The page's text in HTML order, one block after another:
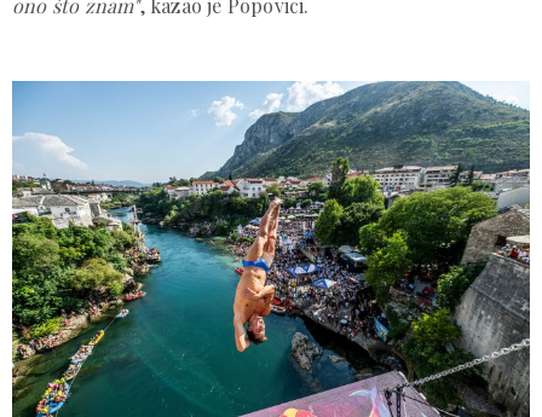
ono što znam", kazao je Popovici.